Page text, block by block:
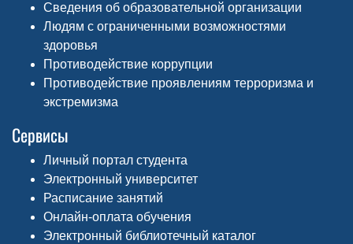
Сведения об образовательной организации
Людям с ограниченными возможностями
здоровья
Противодействие коррупции
Противодействие проявлениям терроризма и
экстремизма
Сервисы
Личный портал студента
Электронный университет
Расписание занятий
Онлайн-оплата обучения
Электронный библиотечный каталог